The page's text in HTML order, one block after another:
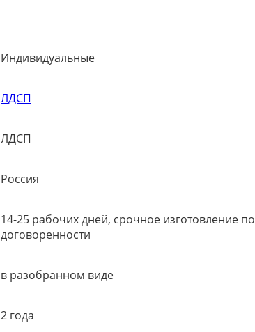
Индивидуальные
ЛДСП
ЛДСП
Россия
14-25 рабочих дней, срочное изготовление по
договоренности
в разобранном виде
2 года